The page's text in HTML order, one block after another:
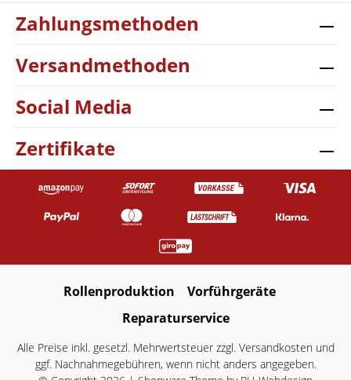
Zahlungsmethoden
Versandmethoden
Social Media
Zertifikate
Rollenproduktion
Vorführgeräte
Reparaturservice
Alle Preise inkl. gesetzl. Mehrwertsteuer zzgl. Versandkostenund
ggf. Nachnahmegebühren, wenn nicht anders angegeben.